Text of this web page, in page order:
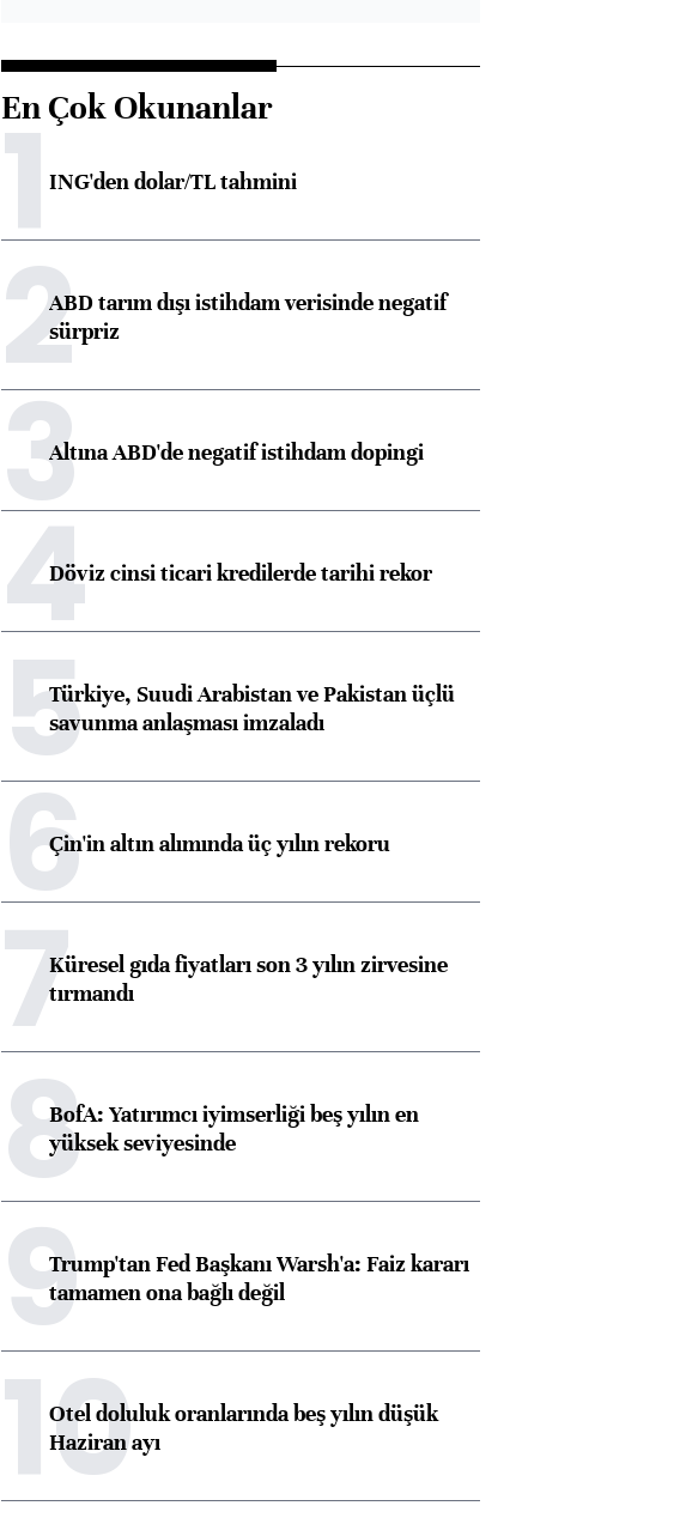
En Çok Okunanlar
1ING'den dolar/TL tahmini
2ABD tarım dışı istihdam verisinde negatif
sürpriz
3Altına ABD'de negatif istihdam dopingi
4Döviz cinsi ticari kredilerde tarihi rekor
5Türkiye, Suudi Arabistan ve Pakistan üçlü
savunma anlaşması imzaladı
6Çin'in altın alımında üç yılın rekoru
7Küresel gıda fiyatları son 3 yılın zirvesine
tırmandı
8BofA: Yatırımcı iyimserliği beş yılın en
yüksek seviyesinde
9Trump'tan Fed Başkanı Warsh'a: Faiz kararı
tamamen ona bağlı değil
10
Otel doluluk oranlarında beş yılın düşük
Haziran ayı